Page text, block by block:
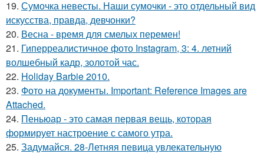
19. Сумочка невесты. Наши сумочки - это отдельный вид
искусства, правда, девчонки?
20. Весна - время для смелых перемен!
21. Гиперреалистичное фото Instagram, 3: 4. летний
волшебный кадр, золотой час.
22. Holiday Barbie 2010.
23. Фото на документы. Important: Reference Images are
Attached.
24. Пеньюар - это самая первая вещь, которая
формирует настроение с самого утра.
25. Задумайся. 28-Летняя певица увлекательную